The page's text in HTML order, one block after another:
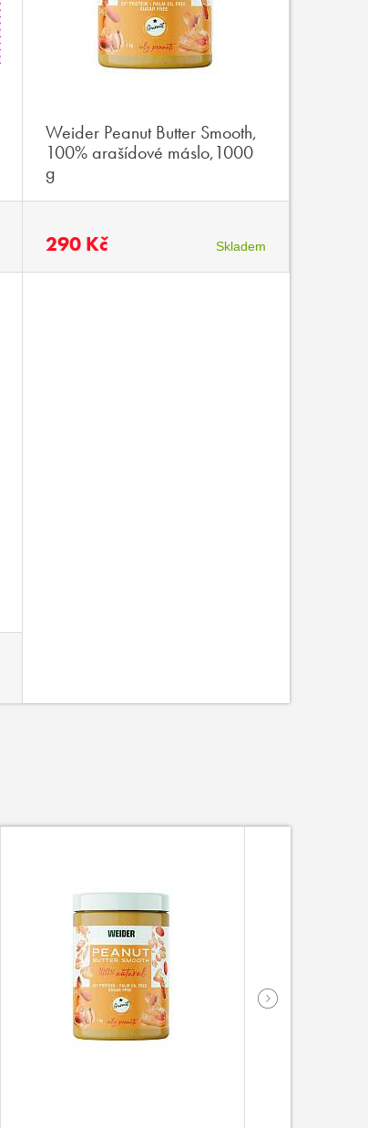
Weider Peanut Butter Smooth,
100% arašídové máslo,1000
g
290 Kč Skladem